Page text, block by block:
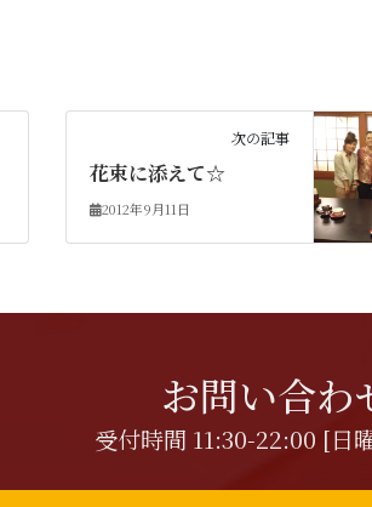
次の記事
花束に添えて☆
2012年9月11日
お問い合わ
受付時間 11:30-22:00 [日